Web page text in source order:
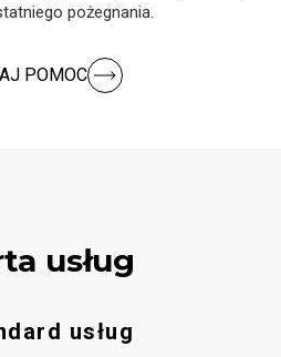
pożegnania.
POMOC
usług
usług